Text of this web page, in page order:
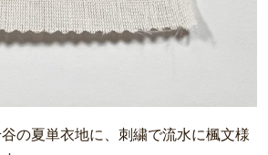
の夏単衣地に、刺繍で流水に楓文様